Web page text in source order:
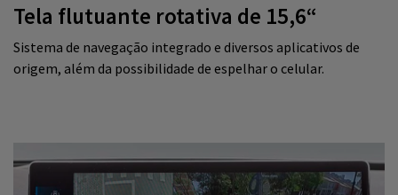
Tela flutuante rotativa de 15,6“
Sistema de navegação integrado e diversos aplicativos de
origem, além da possibilidade de espelhar o celular.